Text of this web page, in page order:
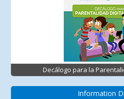
Decálogo para la
Information